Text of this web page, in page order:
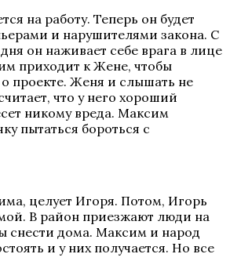
на работу. Теперь он будет
и нарушителями закона. С
он наживает себе врага в лице
приходит к Жене, чтобы
проекте. Женя и слышать не
что у него хороший
никому вреда. Максим
пытаться бороться с
целует Игоря. Потом, Игорь
В район приезжают люди на
снести дома. Максим и народ
и у них получается. Но все